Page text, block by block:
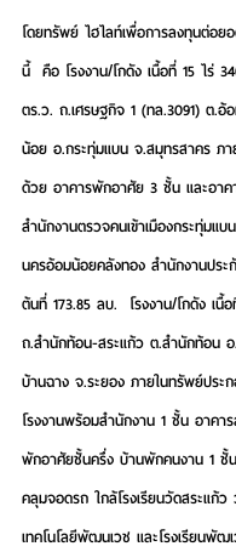
โดยทรัพย์ ไฮไลท์เพื่อการลงทุนต่อย
นี้ คือ โรงงาน/โกดัง เนื้อที่ 15 ไร่
ตร.ว. ถ.เศรษฐกิจ 1 (ทล.3091) ต.อ้
น้อย อ.กระทุ่มแบน จ.สมุทรสาคร ภ
ด้วย อาคารพักอาศัย 3 ชั้น และอา
สำนักงานตรวจคนเข้าเมืองกระทุ่มแ
นครอ้อมน้อยคลังทอง สำนักงานประ
ต้นที่ 173.85 ลบ. โรงงาน/โกดัง เนื้
ถ.สำนักท้อน-สระแก้ว ต.สำนักท้อน อ.
บ้านฉาง จ.ระยอง ภายในทรัพย์ประ
โรงงานพร้อมสำนักงาน 1 ชั้น อาคา
พักอาศัยชั้นครึ่ง บ้านพักคนงาน 1 ชั้
คลุมจอดรถ ใกล้โรงเรียนวัดสระแก้
เทคโนโลยีพัฒนเวช และโรงเรียนพัฒ